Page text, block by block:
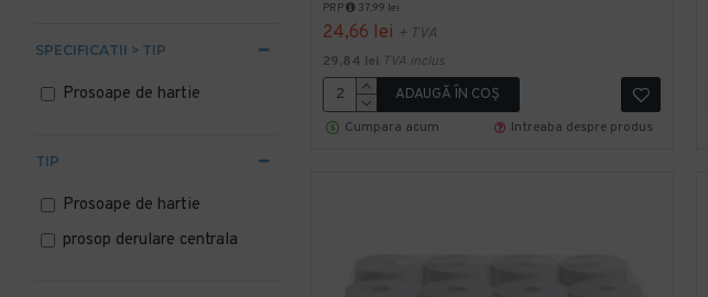
SPECIFICATII > TIP
Prosoape de hartie
TIP
Prosoape de hartie
prosop derulare centrala
PRP 37,99 lei
24,66 lei + TVA
29,84 lei TVA inclus
ADAUGĂ ÎN COŞ
Cumpara acum
Intreaba despre produs